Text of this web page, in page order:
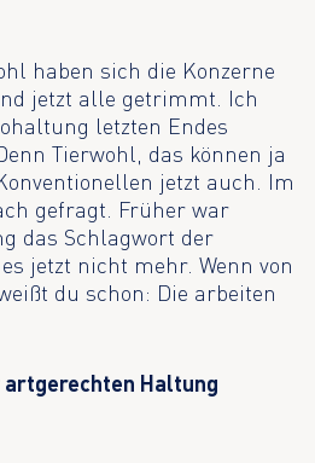
haben sich die Konzerne
jetzt alle getrimmt. Ich
letzten Endes
Tierwohl, das können ja
jetzt auch. Im
gefragt. Früher war
das Schlagwort der
jetzt nicht mehr. Wenn von
du schon: Die arbeiten
Haltung